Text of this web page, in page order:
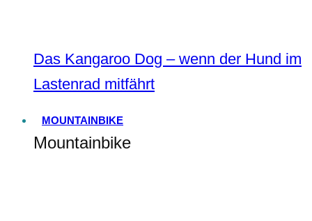
Das Kangaroo Dog – wenn der Hund im
Lastenrad mitfährt
MOUNTAINBIKE
Mountainbike